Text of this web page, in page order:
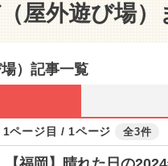
屋外遊び場）
）記事一覧
1ページ目 / 1ページ 全3件